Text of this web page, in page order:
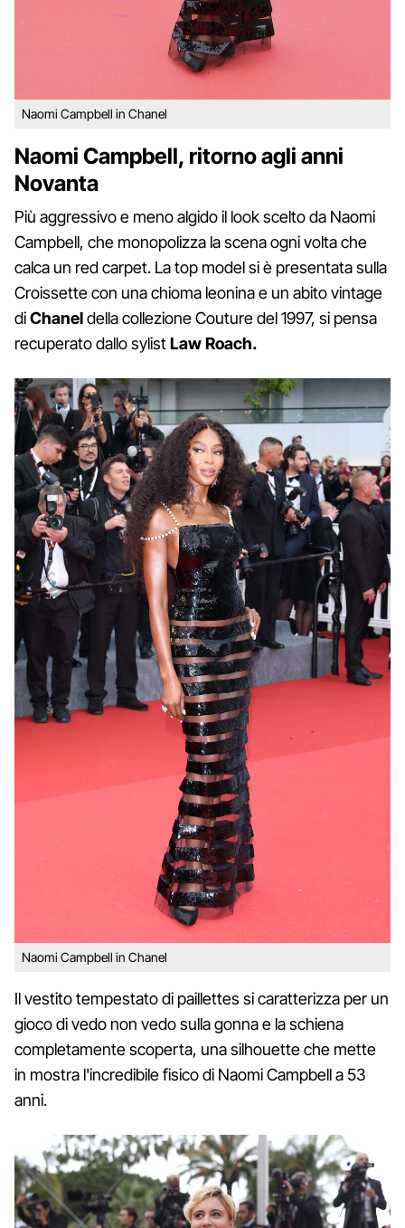
Naomi Campbell in Chanel
Naomi Campbell, ritorno agli anni
Novanta
Più aggressivo e meno algido il look scelto da Naomi
Campbell, che monopolizza la scena ogni volta che
calca un red carpet. La top model si è presentata sulla
Croissette con una chioma leonina e un abito vintage
diChaneldella collezione Couture del 1997, si pensa
recuperato dallo sylistLaw Roach.
Naomi Campbell in Chanel
Il vestito tempestato di paillettes si caratterizza per un
gioco di vedo non vedo sulla gonna e la schiena
completamente scoperta, una silhouette che mette
in mostra l'incredibile fisico di Naomi Campbell a 53
anni.